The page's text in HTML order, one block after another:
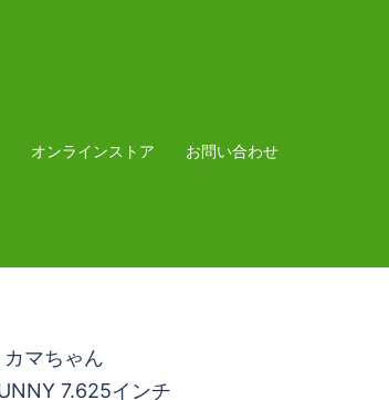
オンラインストア お問い合わせ
マちゃん
7.625インチ